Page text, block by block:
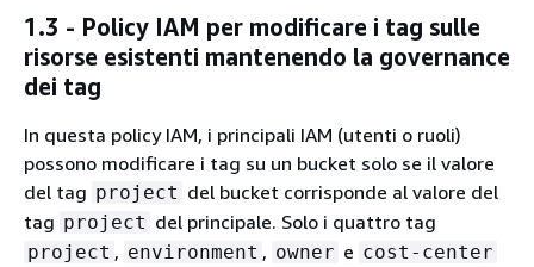
1.3 - Policy IAM per modificare i tag sulle
risorse esistenti mantenendo la governance
dei tag
In questa policy IAM, i principali IAM (utenti o ruoli)
possono modificare i tag su un bucket solo se il valore
del tag project del bucket corrisponde al valore del
tag project del principale. Solo i quattro tag
project , environment , owner e cost-center